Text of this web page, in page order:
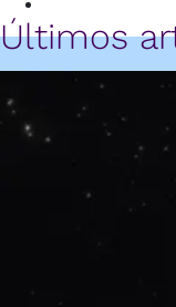
Últimos